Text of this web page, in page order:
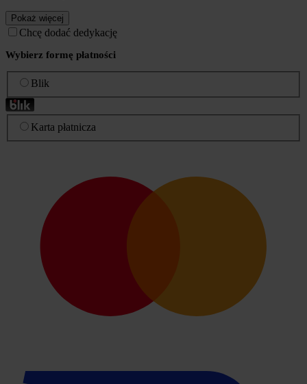
Pokaż więcej
Chcę dodać dedykację
Wybierz formę płatności
Blik
Karta płatnicza